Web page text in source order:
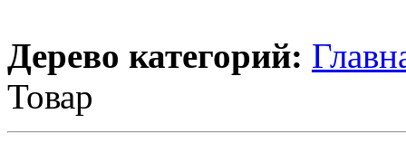
Дерево категорий:
Товар